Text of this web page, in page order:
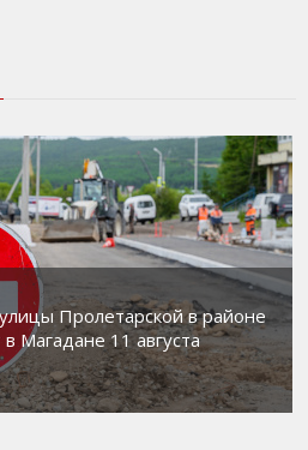
Пролетарской в районе
Магадане 11 августа